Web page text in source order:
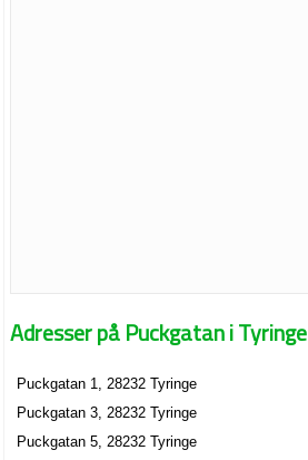
Adresser på Puckgatan i Tyringe
Puckgatan 1, 28232 Tyringe
Puckgatan 3, 28232 Tyringe
Puckgatan 5, 28232 Tyringe